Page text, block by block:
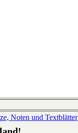
Noten und Textblätter